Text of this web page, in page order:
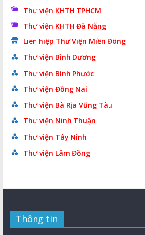
Thư viện KHTH TPHCM
Thư viện KHTH Đà Nẵng
Liên hiệp Thư Viện Miền Đông
Thư viện Bình Dương
Thư viện Bình Phước
Thư viện Đồng Nai
Thư viện Bà Rịa Vũng Tàu
Thư viện Ninh Thuận
Thư viện Tây Ninh
Thư viện Lâm Đồng
Thông tin